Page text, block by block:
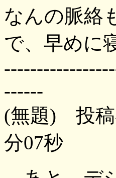
なんの脈絡
で、早めに
------
(無題) 投稿
分07秒